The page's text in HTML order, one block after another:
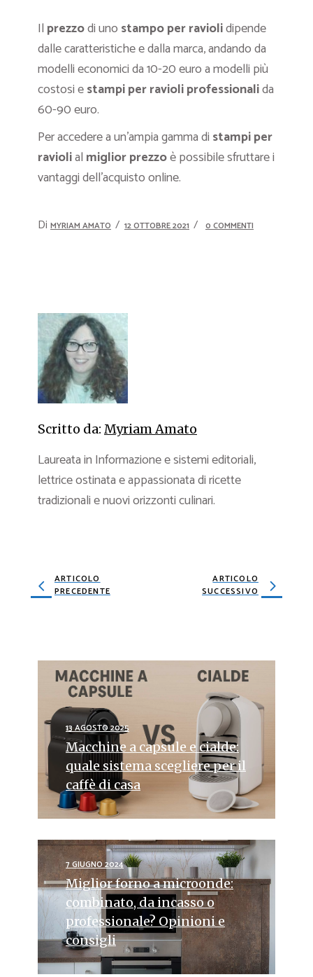
Il prezzodi uno stampo per raviolidipende
dalle caratteristiche e dalla marca, andando da
modelli economici da 10-20 euro a modelli più
costosi estampi per ravioli professionalida
60-90 euro.
Per accedere a un’ampia gamma di stampi per
raviolial miglior prezzoè possibile sfruttare i
vantaggi dell’acquisto online.
Di MYRIAM AMATO 12 OTTOBRE 2021 0 COMMENTI
Scritto da: Myriam Amato
Laureata in Informazione e sistemi editoriali,
lettrice ostinata e appassionata di ricette
tradizionali e nuovi orizzonti culinari.
ARTICOLO
PRECEDENTE
ARTICOLO
SUCCESSIVO
13 AGOSTO 2025
Macchine a capsule e cialde:
quale sistema scegliere per il
caffè di casa
7 GIUGNO 2024
Miglior forno a microonde:
combinato, da incasso o
professionale? Opinioni e
consigli